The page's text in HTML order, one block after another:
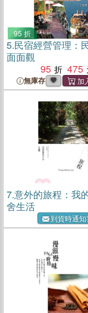
95 折
5.民宿經營管理：
面面觀
95
475
無庫存
7.意外的旅程：我
舍生活
到貨時通知